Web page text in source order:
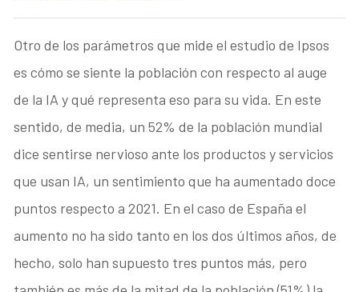
Otro de los parámetros que mide el estudio de Ipsos
es cómo se siente la población con respecto al auge
de la IA y qué representa eso para su vida. En este
sentido, de media, un 52% de la población mundial
dice sentirse nervioso ante los productos y servicios
que usan IA, un sentimiento que ha aumentado doce
puntos respecto a 2021. En el caso de España el
aumento no ha sido tanto en los dos últimos años, de
hecho, solo han supuesto tres puntos más, pero